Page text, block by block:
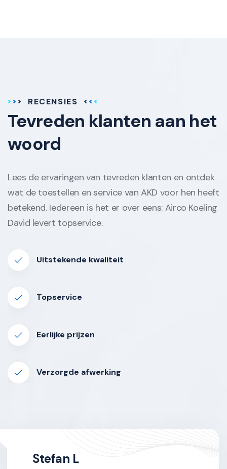
RECENSIES
Tevreden klanten aan het
woord
Lees de ervaringen van tevreden klanten en ontdek
wat de toestellen en service van AKD voor hen heeft
betekend. Iedereen is het er over eens: Airco Koeling
David levert topservice.
Uitstekende kwaliteit
Topservice
Eerlijke prijzen
Verzorgde afwerking
Stefan L